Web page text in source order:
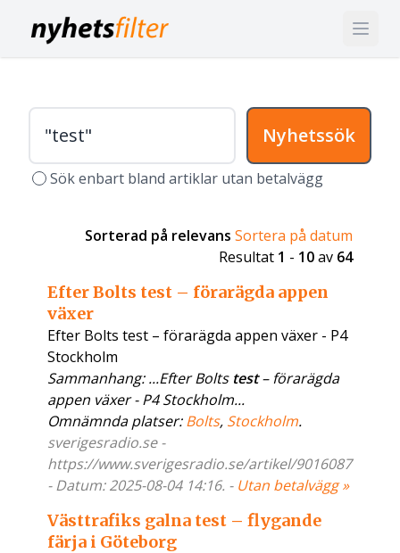
Nyhetssök
Sök enbart bland artiklar utan betalvägg
Sorterad på relevans Sortera på datum
Resultat 1 - 10av 64
Efter Bolts test – förarägda appen
växer
Efter Bolts test – förarägda appen växer - P4
Stockholm
Sammanhang: ...Efter Bolts test– förarägda
appen växer - P4 Stockholm...
Omnämnda platser:Bolts, Stockholm.
sverigesradio.se -
https://www.sverigesradio.se/artikel/9016087
- Datum: 2025-08-04 14:16. - Utan betalvägg »
Västtrafiks galna test – flygande
färja i Göteborg